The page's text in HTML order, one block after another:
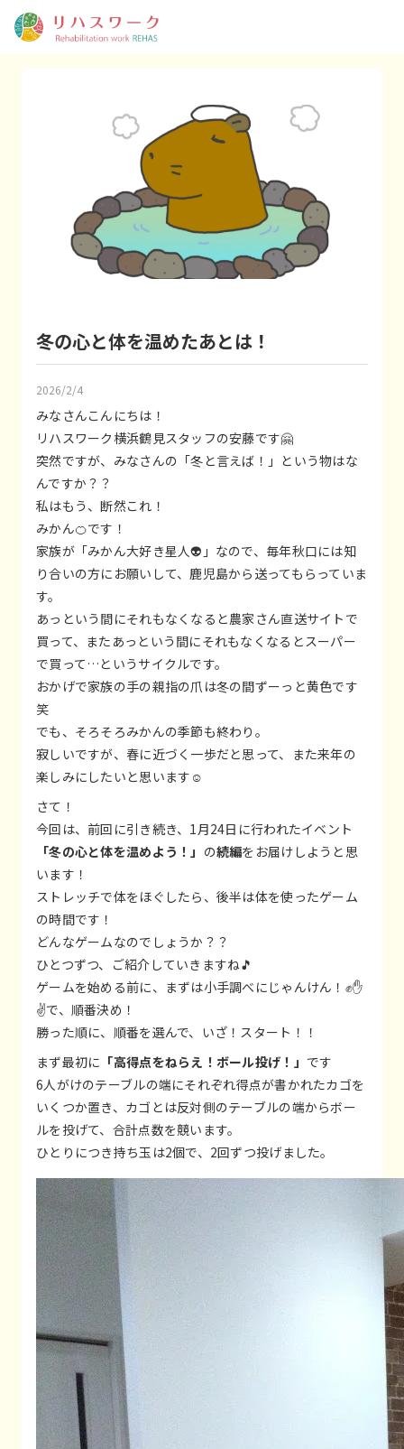
冬の心と体を温めたあとは！
2026/2/4
みなさんこんにちは！
リハスワーク横浜鶴見スタッフの安藤です🤗
突然ですが、みなさんの「冬と言えば！」という物はな
んですか？？
私はもう、断然これ！
みかん🍊です！
家族が「みかん大好き星人👽」なので、毎年秋口には知
り合いの方にお願いして、鹿児島から送ってもらっていま
す。
あっという間にそれもなくなると農家さん直送サイトで
買って、またあっという間にそれもなくなるとスーパー
で買って…というサイクルです。
おかげで家族の手の親指の爪は冬の間ずーっと黄色です
笑
でも、そろそろみかんの季節も終わり。
寂しいですが、春に近づく一歩だと思って、また来年の
楽しみにしたいと思います☺️
さて！
今回は、前回に引き続き、1月24日に行われたイベント
「冬の心と体を温めよう！」 の続編をお届けしようと思
います！
ストレッチで体をほぐしたら、後半は体を使ったゲーム
の時間です！
どんなゲームなのでしょうか？？
ひとつずつ、ご紹介していきますね🎵
ゲームを始める前に、まずは小手調べにじゃんけん！✊✋
✌️で、順番決め！
勝った順に、順番を選んで、いざ！スタート！！
まず最初に 「高得点をねらえ！ボール投げ！」 です
6人がけのテーブルの端にそれぞれ得点が書かれたカゴを
いくつか置き、カゴとは反対側のテーブルの端からボー
ルを投げて、合計点数を競います。
ひとりにつき持ち玉は2個で、2回ずつ投げました。